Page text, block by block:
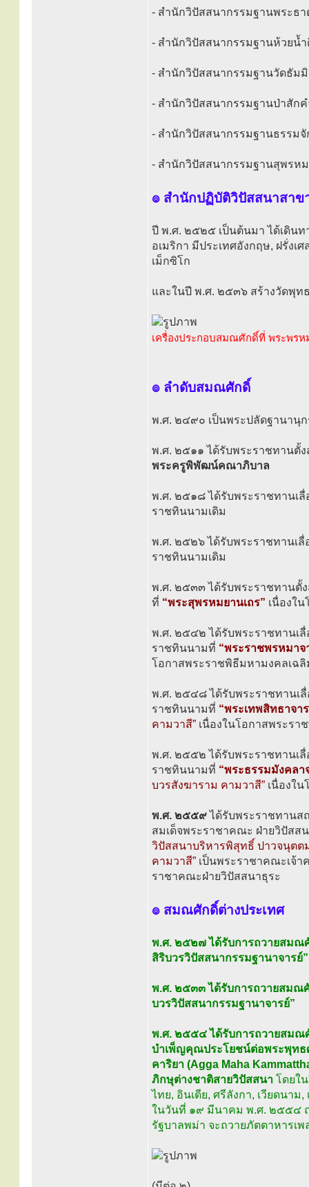
- สำนักวิปัสสนากรรมฐานพระธา
- สำนักวิปัสสนากรรมฐานห้วยน้
- สำนักวิปัสสนากรรมฐานวัดธัม
- สำนักวิปัสสนากรรมฐานป่าสักค
- สำนักวิปัสสนากรรมฐานธรรมจั
- สำนักวิปัสสนากรรมฐานสุพรห
๏ สำนักปฏิบัติวิปัสสนาสาข
ปี พ.ศ. ๒๕๒๕ เป็นต้นมา ได้เดิน
อเมริกา มีประเทศอังกฤษ, ฝรั่งเ
เม็กซิโก
และในปี พ.ศ. ๒๕๓๖ สร้างวัดพุท
เครื่องประกอบสมณศักดิ์ที่ พระพรห
๏ ลำดับสมณศักดิ์
พ.ศ. ๒๔๙๐ เป็นพระปลัดฐานานุ
พ.ศ. ๒๕๑๑ ได้รับพระราชทานตั้
พระครูพิพัฒน์คณาภิบาล
พ.ศ. ๒๕๑๘ ได้รับพระราชทานเ
ราชทินนามเดิม
พ.ศ. ๒๕๒๖ ได้รับพระราชทานเ
ราชทินนามเดิม
พ.ศ. ๒๕๓๓ ได้รับพระราชทานตั้
ที่ “พระสุพรหมยานเถร” เนื่องใ
พ.ศ. ๒๕๔๒ ได้รับพระราชทานเ
ราชทินนามที่ “พระราชพรหมาจ
โอกาสพระราชพิธีมหามงคลเฉ
พ.ศ. ๒๕๔๘ ได้รับพระราชทานเ
ราชทินนามที่ “พระเทพสิทธาจา
คามวาสี” เนื่องในโอกาสพระร
พ.ศ. ๒๕๕๒ ได้รับพระราชทานเ
ราชทินนามที่ “พระธรรมมังคลา
บวรสังฆาราม คามวาสี” เนื่องใ
พ.ศ. ๒๕๕๙ได้รับพระราชทาน
สมเด็จพระราชาคณะ ฝ่ายวิปัส
วิปัสสนาบริหารพิสุทธิ์ ปาวจนุต
คามวาสี” เป็นพระราชาคณะเจ้
ราชาคณะฝ่ายวิปัสสนาธุระ
๏ สมณศักดิ์ต่างประเทศ
พ.ศ. ๒๕๒๗ ได้รับการถวายสมณ
สิริบวรวิปัสสนากรรมฐานาจารย์”
พ.ศ. ๒๕๓๓ ได้รับการถวายสมณ
บวรวิปัสสนากรรมฐานาจารย์”
พ.ศ. ๒๕๕๔ ได้รับการถวายสมณ
บำเพ็ญคุณประโยชน์ต่อพระพุทธ
คาริยา (Agga Maha
ภิกษุต่างชาติสายวิปัสสนา โดยใ
ไทย, อินเดีย, ศรีลังกา, เวียดนา
ในวันที่ ๑๙ มีนาคม พ.ศ. ๒๕๕๔ ณ
รัฐบาลพม่า จะถวายภัตตาหารเ